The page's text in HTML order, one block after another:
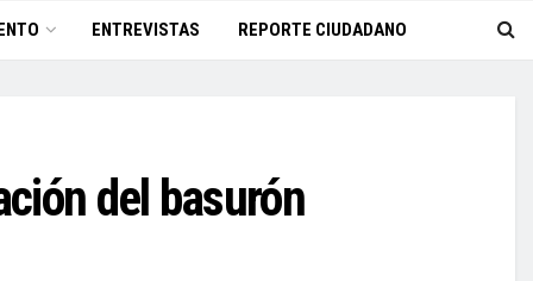
ENTREVISTAS REPORTE CIUDADANO
del basurón